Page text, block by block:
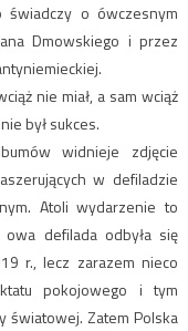
świadczy o ówczesnym
Dmowskiego i przez
nie miał, a sam wciąż
był sukces.
widnieje zdjęcie
w defiladzie
Atoli wydarzenie to
defilada odbyła się
r., lecz zarazem nieco
pokojowego i tym
światowej. Zatem Polska